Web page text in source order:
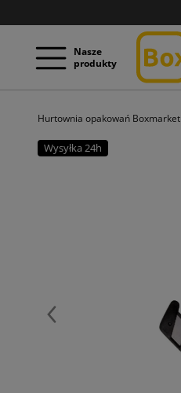
Nasze
produkty
Hurtownia opakowań Boxmarket
Wysyłka 24h
Poprzedni